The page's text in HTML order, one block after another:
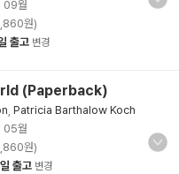
09월
원)
출고 변경
(Paperback)
Patricia Barthalow Koch
05월
원)
출고 변경